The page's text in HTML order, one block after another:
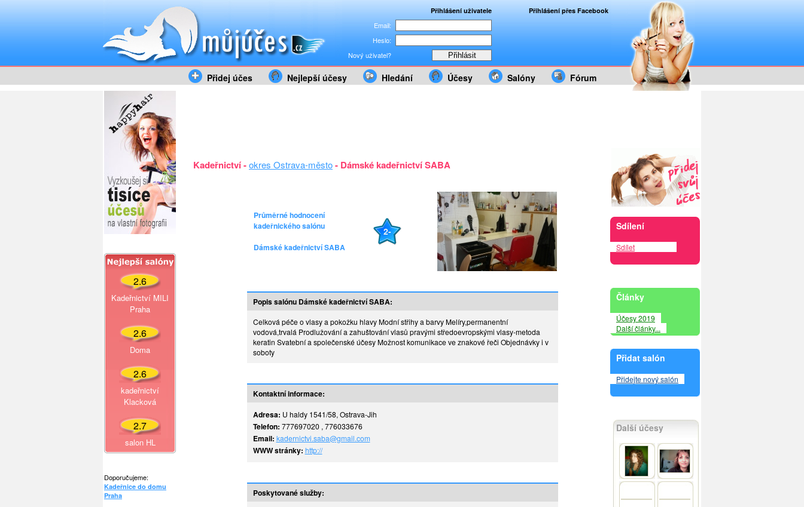
Přihlášení uživatele
Email:
Heslo:
Nový uživatel?
Přihlášení přes Facebook
Přidej účes Nejlepší účesy Hledání Účesy Salóny Fórum
2.6
Kadeřnictví MILI
Praha
2.6
Doma
2.6
kadeřnictví
Klacková
2.7
salon HL
Doporučujeme:
Kadeřnice do domu
Praha
Kadeřnictví -okres Ostrava-město- Dámské kadeřnictví SABA
Průměrné hodnocení
kadeřnického salónu
Dámské kadeřnictví SABA
2-
Popis salónu Dámské kadeřnictví SABA:
Celková péče o vlasy a pokožku hlavy Modní střihy a barvy Melíry,permanentní
vodová,trvalá Prodlužování a zahuštování vlasů pravými středoevropskými vlasy-metoda
keratin Svatební a společenské účesy Možnost komunikace ve znakové řeči Objednávky i v
soboty
Kontaktní informace:
Adresa: U haldy 1541/58, Ostrava-Jih
Telefon: 777697020 , 776033676
Email: kadernictvi.saba@gmail.com
WWW stránky: http://
Poskytované služby:
Sdílení
Sdílet
Články
Účesy 2019
Další články...
Přidat salón
Přidejte nový salón
Další účesy